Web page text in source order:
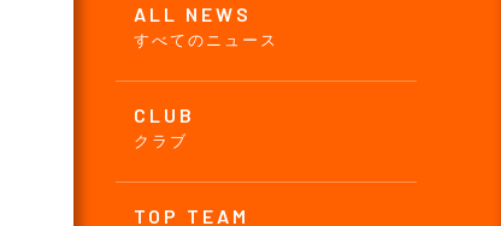
ALL NEWS
すべてのニュース
CLUB
クラブ
TOP TEAM